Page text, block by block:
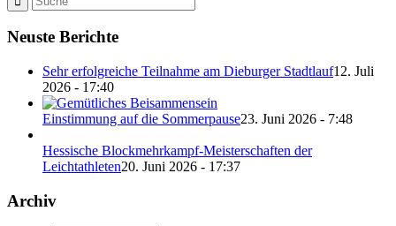
Neuste Berichte
Sehr erfolgreiche Teilnahme am Dieburger Stadtlauf12. Juli
2026 - 17:40
Einstimmung auf die Sommerpause23. Juni 2026 - 7:48
Hessische Blockmehrkampf-Meisterschaften der
Leichtathleten20. Juni 2026 - 17:37
Archiv